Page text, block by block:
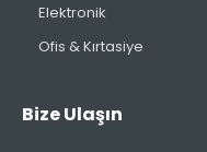
Elektronik
Ofis & Kırtasiye
Bize Ulaşın